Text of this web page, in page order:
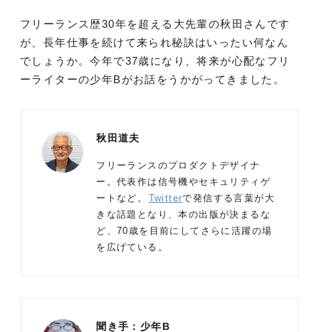
フリーランス歴30年を超える大先輩の秋田さんです
が、長年仕事を続けて来られ秘訣はいったい何なん
でしょうか。今年で37歳になり、将来が心配なフリ
ーライターの少年Bがお話をうかがってきました。
秋田道夫
フリーランスのプロダクトデザイナ
ー。代表作は信号機やセキュリティゲ
ートなど。
Twitterで発信する言葉が大
きな話題となり、本の出版が決まるな
ど、70歳を目前にしてさらに活躍の場
を広げている。
聞き手：少年B